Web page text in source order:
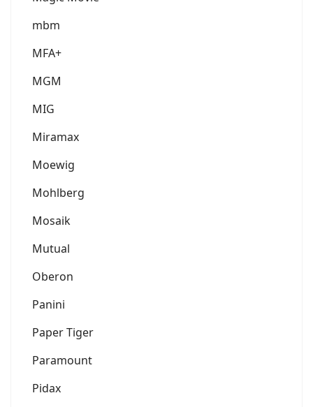
mbm
MFA+
MGM
MIG
Miramax
Moewig
Mohlberg
Mosaik
Mutual
Oberon
Panini
Paper Tiger
Paramount
Pidax